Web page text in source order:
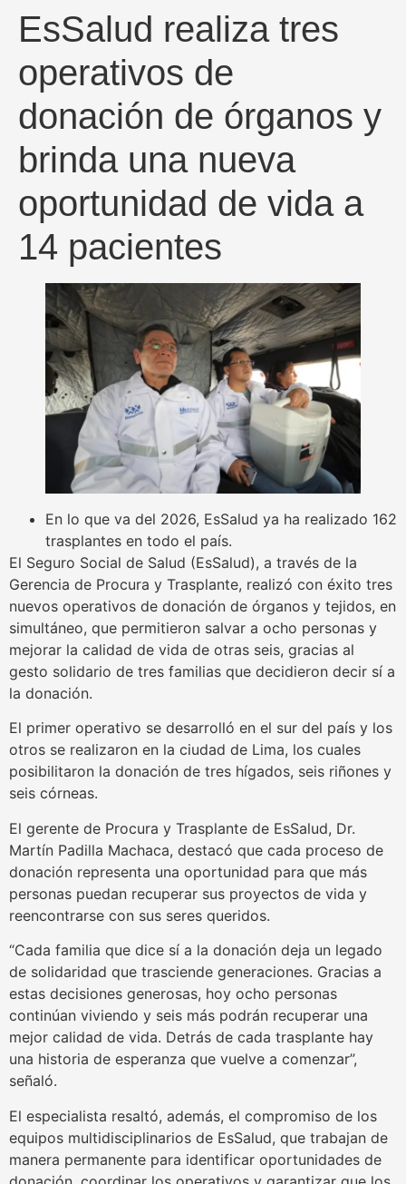
EsSalud realiza tres
operativos de
donación de órganos y
brinda una nueva
oportunidad de vida a
14 pacientes
En lo que va del 2026, EsSalud ya ha realizado 162
trasplantes en todo el país.
El Seguro Social de Salud (EsSalud), a través de la
Gerencia de Procura y Trasplante, realizó con éxito tres
nuevos operativos de donación de órganos y tejidos, en
simultáneo, que permitieron salvar a ocho personas y
mejorar la calidad de vida de otras seis, gracias al
gesto solidario de tres familias que decidieron decir sí a
la donación.
El primer operativo se desarrolló en el sur del país y los
otros se realizaron en la ciudad de Lima, los cuales
posibilitaron la donación de tres hígados, seis riñones y
seis córneas.
El gerente de Procura y Trasplante de EsSalud, Dr.
Martín Padilla Machaca, destacó que cada proceso de
donación representa una oportunidad para que más
personas puedan recuperar sus proyectos de vida y
reencontrarse con sus seres queridos.
“Cada familia que dice sí a la donación deja un legado
de solidaridad que trasciende generaciones. Gracias a
estas decisiones generosas, hoy ocho personas
continúan viviendo y seis más podrán recuperar una
mejor calidad de vida. Detrás de cada trasplante hay
una historia de esperanza que vuelve a comenzar”,
señaló.
El especialista resaltó, además, el compromiso de los
equipos multidisciplinarios de EsSalud, que trabajan de
manera permanente para identificar oportunidades de